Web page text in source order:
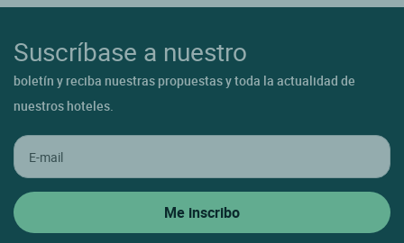
Suscríbase a nuestro
boletín y reciba nuestras propuestas y toda la actualidad de
nuestros hoteles.